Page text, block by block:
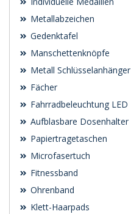
Metallabzeichen
Gedenktafel
Manschettenknöpfe
Metall Schlüsselanhänger
Fächer
Fahrradbeleuchtung LED
Aufblasbare Dosenhalter
Papiertragetaschen
Microfasertuch
Fitnessband
Ohrenband
Klett-Haarpads